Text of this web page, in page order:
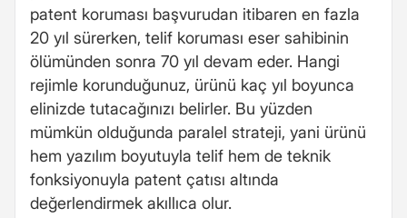
patent koruması başvurudan itibaren en fazla
20 yıl sürerken, telif koruması eser sahibinin
ölümünden sonra 70 yıl devam eder. Hangi
rejimle korunduğunuz, ürünü kaç yıl boyunca
elinizde tutacağınızı belirler. Bu yüzden
mümkün olduğunda paralel strateji, yani ürünü
hem yazılım boyutuyla telif hem de teknik
fonksiyonuyla patent çatısı altında
değerlendirmek akıllıca olur.